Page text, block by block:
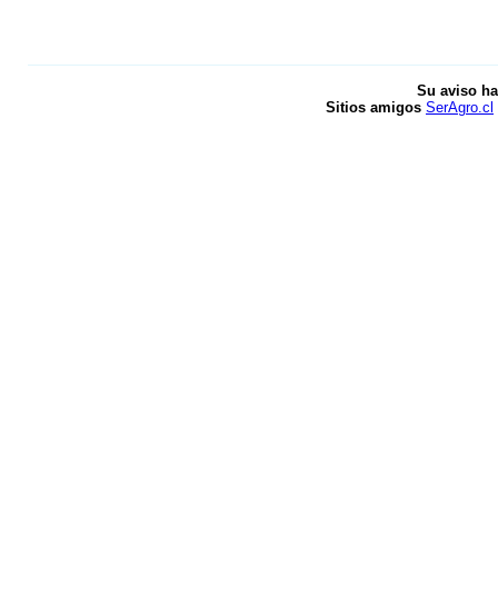
Su aviso
Sitios amigos SerAgro.cl